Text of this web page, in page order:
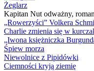
Żeglarz
Kapitan Nut odważny,
„Rowerzyści” Volkera
Charlie zmienia się w
„Iwona księżniczka
Śpiew morza
Niewolnice z Pipidówki
Ciemności kryją ziemię